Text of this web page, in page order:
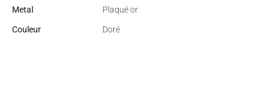
Metal Plaqué or
Couleur Doré